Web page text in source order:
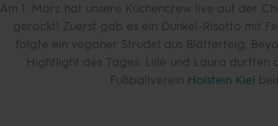
Am 1. März hat unsere Küchencrew live auf der
gerockt! Zuerst gab es ein Dunkel-Risotto mit
folgte ein veganer Strudel aus Blätterteig,
Hightlight des Tages: Lille und Laura durften
Fußballverein Holstein Kiel